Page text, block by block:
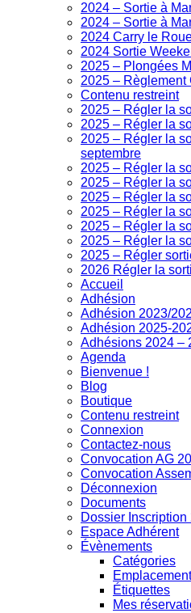
2024 – Sortie à
2024 – Sortie à
2024 Carry le
2024 Sortie
2025 – Plongées
2025 – Règlement
Contenu restreint
2025 – Régler la
2025 – Régler la
2025 – Régler la
septembre
2025 – Régler la
2025 – Régler la
2025 – Régler la
2025 – Régler la
2025 – Régler la
2025 – Régler la
2025 – Régler
2026 Régler la
Accueil
Adhésion
Adhésion 2023/
Adhésion 2025-
Adhésions 2024 –
Agenda
Bienvenue !
Blog
Boutique
Contenu restreint
Connexion
Contactez-nous
Convocation AG
Convocation
Déconnexion
Documents
Dossier Inscription
Espace Adhérent
Évènements
Catégories
Étiquettes
Mes